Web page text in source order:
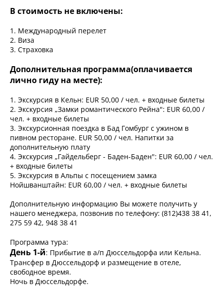
В стоимость не включены:
1. Международный перелет
2. Виза
3. Страховка
Дополнительная программа(оплачивается
лично гиду на месте):
1. Экскурсия в Кельн: EUR 50,00 / чел. + входные билеты
2. Экскурсия „Замки романтического Рейна": EUR 60,00 /
чел. + входные билеты
3. Экскурсионная поездка в Бад Гомбург с ужином в
пивном ресторане. EUR 50,00 / чел. Напитки за
дополнительную плату
4. Экскурсия „Гайдельберг - Баден-Баден": EUR 60,00 / чел.
+ входные билеты
5. Экскурсия в Альпы с посещением замка
Нойшванштайн: EUR 60,00 / чел. + входные билеты
Дополнительную информацию Вы можете получить у
нашего менеджера, позвонив по телефону: (812)438 38 41,
275 59 42, 948 38 41
Программа тура:
День 1-й: Прибытие в а/п Дюссельдорфа или Кельна.
Трансфер в Дюссельдорф и размещение в отеле,
свободное время.
Ночь в Дюссельдорфе.